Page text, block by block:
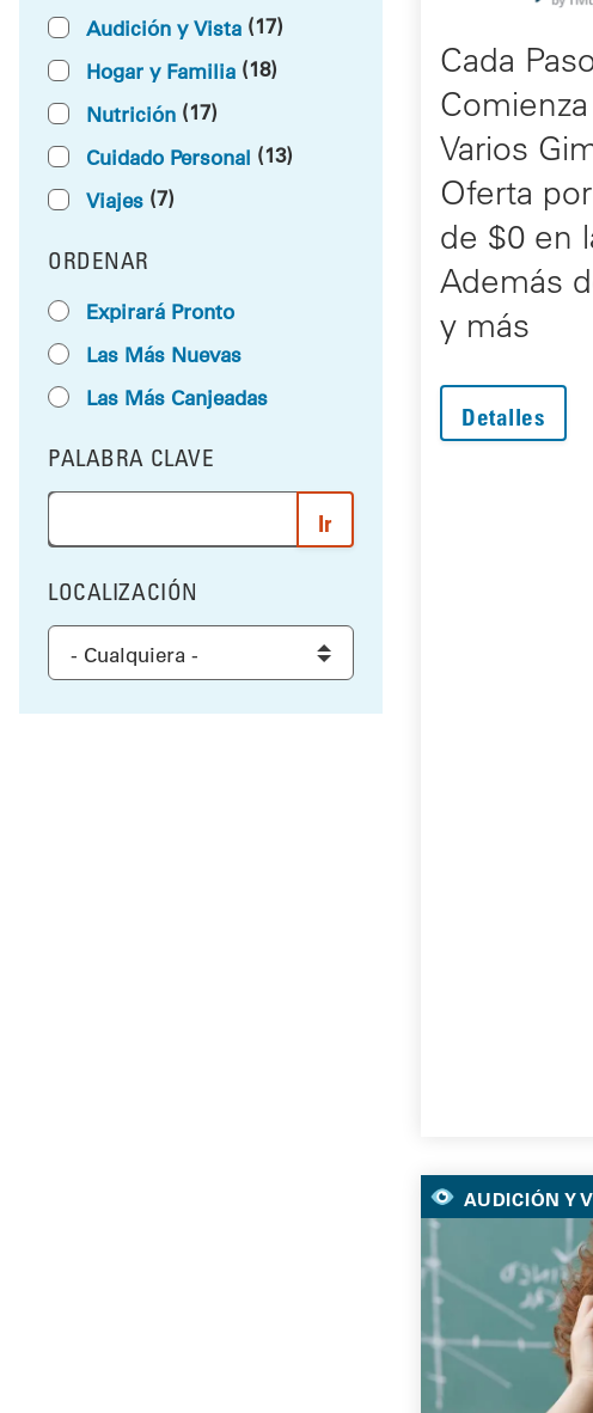
Audición y Vista (17)
Hogar y Familia (18)
Nutrición (17)
Cuidado Personal (13)
Viajes (7)
ORDENAR
RESULTS BY
Expirará Pronto
Las Más Nuevas
Las Más Canjeadas
FILTRAR POR
PALABRA CLAVE
Ingrese una palabra o frase para buscar los resultados y ir
FILTRAR POR
LOCALIZACIÓN
Select a location to filter the results
Cada
Varios
Oferta
de $0 en
Además
y más
Detalles
AUDICIÓN Y